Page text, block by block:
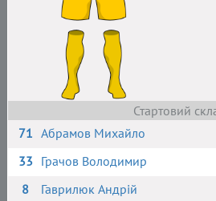
Стартовий
71 Абрамов Михайло
33 Грачов Володимир
8
Гаврилюк Андрій